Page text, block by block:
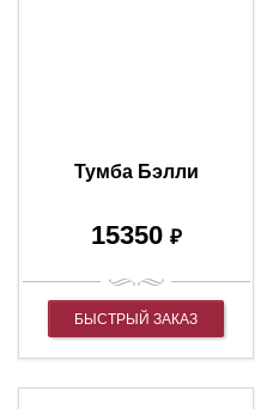
Тумба Бэлли
15350 ₽
БЫСТРЫЙ ЗАКАЗ